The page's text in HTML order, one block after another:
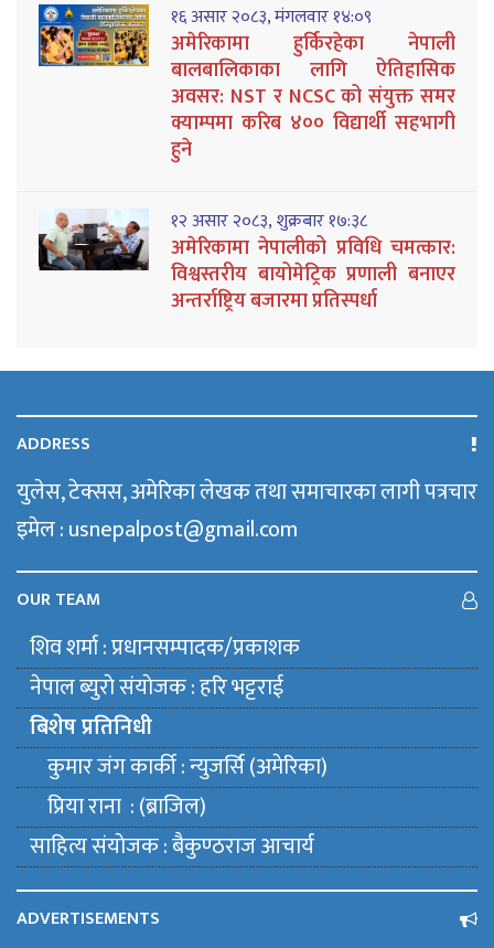
१६ असार २०८३, मंगलवार १४:०९
अमेरिकामा हुर्किरहेका नेपाली
बालबालिकाका लागि ऐतिहासिक
अवसर: NST र NCSC को संयुक्त समर
क्याम्पमा करिब ४०० विद्यार्थी सहभागी
हुने
१२ असार २०८३, शुक्रबार १७:३८
अमेरिकामा नेपालीको प्रविधि चमत्कार:
विश्वस्तरीय बायोमेट्रिक प्रणाली बनाएर
अन्तर्राष्ट्रिय बजारमा प्रतिस्पर्धा
ADDRESS
युलेस, टेक्सस, अमेरिका लेखक तथा समाचारका लागी पत्रचार
इमेल : usnepalpost@gmail.com
OUR TEAM
शिव शर्मा : प्रधानसम्पादक/प्रकाशक
नेपाल ब्युराे संयाेजक : हरि भट्टराई
बिशेष प्रतिनिधी
कुमार जंग कार्की : न्युजर्सि (अमेरिका)
प्रिया राना : (ब्राजिल)
साहित्य संयाेजक : बैकुण्ठराज आचार्य
ADVERTISEMENTS